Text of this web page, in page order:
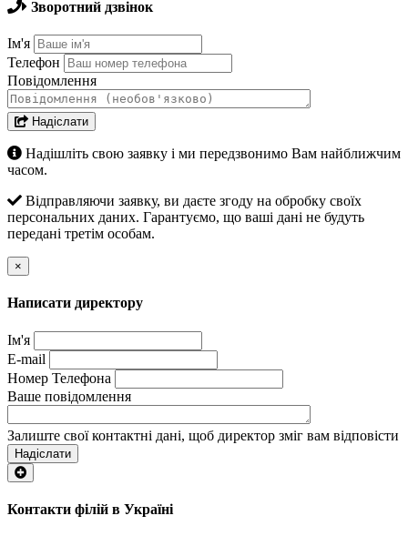
Зворотний дзвінок
Ім'я
Телефон
Повідомлення
Надіслати
Надішліть свою заявку і ми передзвонимо Вам найближчим
часом.
Відправляючи заявку, ви даєте згоду на обробку своїх
персональних даних. Гарантуємо, що ваші дані не будуть
передані третім особам.
×
Написати директору
Ім'я
E-mail
Номер Телефона
Ваше повідомлення
Залиште свої контактні дані, щоб директор зміг вам відповісти
Надіслати
Контакти філій в Україні